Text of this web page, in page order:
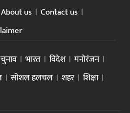
About us
Contact us
चुनाव भारत विदेश
मनोरंजन
सोशल हलचल शहर
शिक्षा